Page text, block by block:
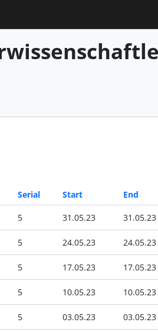
Serial Start End
5 31.05.23 31.05.23
5 24.05.23 24.05.23
5 17.05.23 17.05.23
5 10.05.23 10.05.23
5 03.05.23 03.05.23